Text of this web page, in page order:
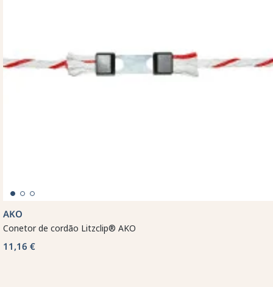
AKO
Conetor de cordão Litzclip® AKO
11,16 €